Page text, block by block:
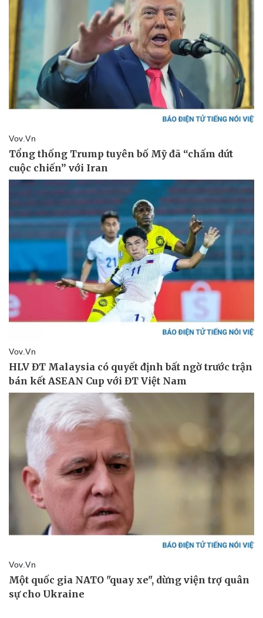
Dinh dưỡng - món ngon
Cây thuốc
Sản phụ khoa
Nhi khoa
Nam khoa
Làm đẹp - giảm cân
Phòng mạch online
Blog